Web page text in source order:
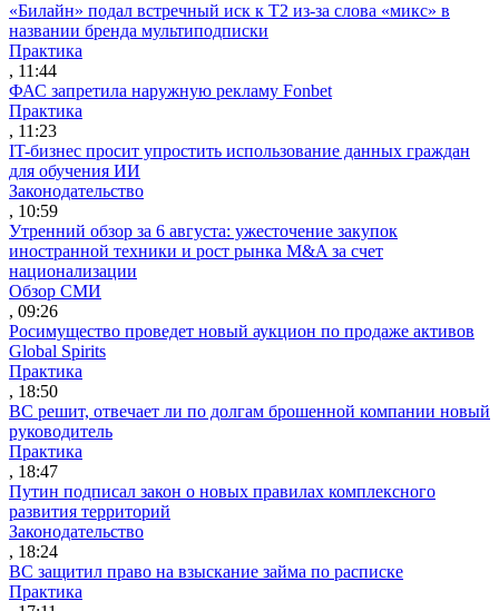
«Билайн» подал встречный иск к Т2 из-за слова «микс» в
названии бренда мультиподписки
Практика
, 11:44
ФАС запретила наружную рекламу Fonbet
Практика
, 11:23
IT-бизнес просит упростить использование данных граждан
для обучения ИИ
Законодательство
, 10:59
Утренний обзор за 6 августа: ужесточение закупок
иностранной техники и рост рынка M&A за счет
национализации
Обзор СМИ
, 09:26
Росимущество проведет новый аукцион по продаже активов
Global Spirits
Практика
, 18:50
ВС решит, отвечает ли по долгам брошенной компании новый
руководитель
Практика
, 18:47
Путин подписал закон о новых правилах комплексного
развития территорий
Законодательство
, 18:24
ВС защитил право на взыскание займа по расписке
Практика